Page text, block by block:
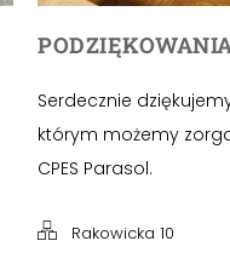
Serdecznie
którym możemy
CPES Parasol.
Rakowicka 10